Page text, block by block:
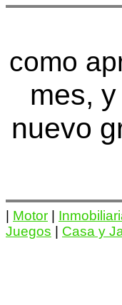
como
mes,
nuevo
Motor
Juegos
Casa y